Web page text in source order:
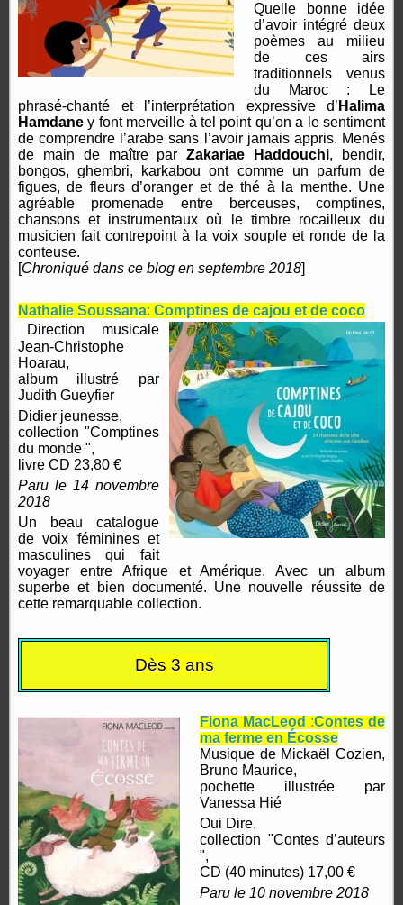
Quelle bonne idée
d’avoir intégré deux
poèmes au milieu
de ces airs
traditionnels venus
du Maroc : Le
phrasé-chanté et l’interprétation expressive d’ Halima
Hamdane y font merveille à tel point qu’on a le sentiment
de comprendre l’arabe sans l’avoir jamais appris. Menés
de main de maître parZakariae Haddouchi, bendir,
bongos, ghembri, karkabou ont comme un parfum de
figues, de fleurs d’oranger et de thé à la menthe. Une
agréable promenade entre berceuses, comptines,
chansons et instrumentaux où le timbre rocailleux du
musicien fait contrepoint à la voix souple et ronde de la
conteuse.
[Chroniqué dans ce blog en septembre 2018]
Nathalie Soussana: Comptines de cajou et de coco
Direction musicale
Jean-Christophe
Hoarau,
album illustré par
Judith Gueyfier
Didier jeunesse,
collection "Comptines
du monde ",
livre CD 23,80 €
Paru le 14 novembre
2018
Un beau catalogue
de voix féminines et
masculines qui fait
voyager entre Afrique et Amérique. Avec un album
superbe et bien documenté. Une nouvelle réussite de
cette remarquable collection.
Dès 3 ans
Fiona MacLeod :Contes de
ma ferme en Écosse
Musique de Mickaël Cozien,
Bruno Maurice,
pochette illustrée par
Vanessa Hié
Oui Dire,
collection "Contes d’auteurs
",
CD (40 minutes) 17,00 €
Paru le 10 novembre 2018